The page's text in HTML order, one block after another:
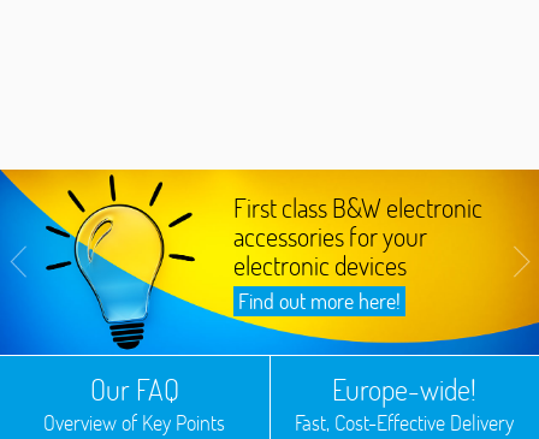
First class B&W electronic
accessories for your
electronic devices
Find out more here!
Our FAQ
Overview of Key Points
Europe-wide!
Fast, Cost-Effective Delivery